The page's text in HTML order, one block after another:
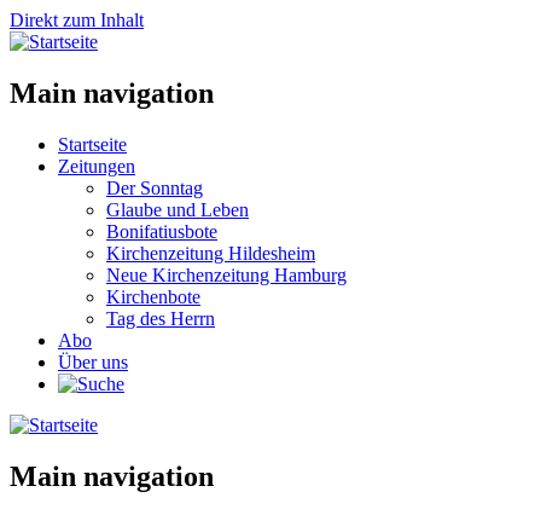
Direkt zum Inhalt
Main navigation
Startseite
Zeitungen
Der Sonntag
Glaube und Leben
Bonifatiusbote
Kirchenzeitung Hildesheim
Neue Kirchenzeitung Hamburg
Kirchenbote
Tag des Herrn
Abo
Über uns
Main navigation